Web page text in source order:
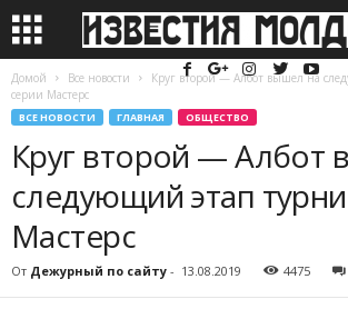
Домой Все новости
Круг второй — Албот вышел на
серии Мастерс
ВСЕ НОВОСТИ ГЛАВНАЯ ОБЩЕСТВО
Круг второй — Албот
следующий этап
Мастерс
От Дежурный по сайту - 13.08.2019 4475